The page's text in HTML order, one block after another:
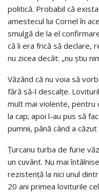
politică. Probabil că
amestecul lui Cornel în
smulgă de la el
că îi era frică să declare,
nu zicea decât: „nu ştiu
Văzând că nu voia să
fără să-l descalţe.
mult mai violente, pentru
la cap; apoi l-au pus să
pumnii, până când a
Ţurcanu turba de furie
un cuvânt. Nu mai
rezistenţă la nici unul
20 ani primea loviturile